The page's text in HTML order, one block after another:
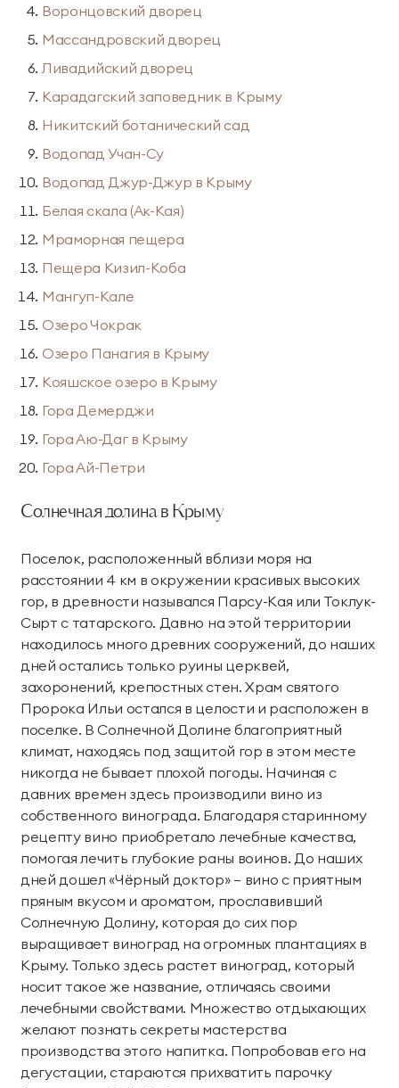
Воронцовский дворец
Массандровский дворец
Ливадийский дворец
Карадагский заповедник в Крыму
Никитский ботанический сад
Водопад Учан-Су
Водопад Джур-Джур в Крыму
Белая скала (Ак-Кая)
Мраморная пещера
Пещера Кизил-Коба
Мангуп-Кале
Озеро Чокрак
Озеро Панагия в Крыму
Кояшское озеро в Крыму
Гора Демерджи
Гора Аю-Даг в Крыму
Гора Ай-Петри
Солнечная долина в Крыму
Поселок, расположенный вблизи моря на
расстоянии 4 км в окружении красивых высоких
гор, в древности назывался Парсу-Кая или Токлук-
Сырт с татарского. Давно на этой территории
находилось много древних сооружений, до наших
дней остались только руины церквей,
захоронений, крепостных стен. Храм святого
Пророка Ильи остался в целости и расположен в
поселке. В Солнечной Долине благоприятный
климат, находясь под защитой гор в этом месте
никогда не бывает плохой погоды. Начиная с
давних времен здесь производили вино из
собственного винограда. Благодаря старинному
рецепту вино приобретало лечебные качества,
помогая лечить глубокие раны воинов. До наших
дней дошел «Чёрный доктор» – вино с приятным
пряным вкусом и ароматом, прославивший
Солнечную Долину, которая до сих пор
выращивает виноград на огромных плантациях в
Крыму. Только здесь растет виноград, который
носит такое же название, отличаясь своими
лечебными свойствами. Множество отдыхающих
желают познать секреты мастерства
производства этого напитка. Попробовав его на
дегустации, стараются прихватить парочку
центр «Метрополис»
Парк развлечений
«Дримвуд»
Пиратский галеон
Номера для малышей Услуги няни
Детский клуб
Спорт и активный отдых
Тренажерный зал
Фитнес студия
Теннисные корты
Морские развлечения
Яхты
Дайвинг
Парусный клуб Яхт-клуб «Мрия»
Экскурсии
Экскурсии на
территории курорта
Экскурсии по Крыму
Групповые экскурсии
Размещение с
животными